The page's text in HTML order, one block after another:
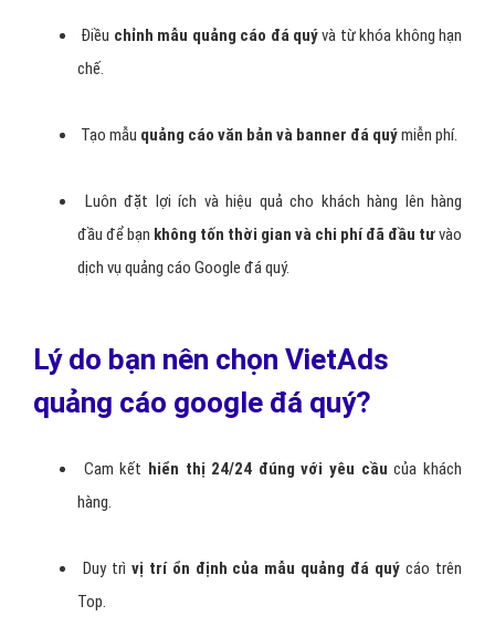
Điều chỉnh mẫu quảng cáo đá quývà từ khóa không hạn
chế.
Tạo mẫu quảng cáo văn bản và banner đá quýmiễn phí.
Luôn đặt lợi ích và hiệu quả cho khách hàng lên hàng
đầu để bạn không tốn thời gian và chi phí đã đầu tưvào
dịch vụ quảng cáo Google đá quý.
Lý do bạn nên chọn VietAds
quảng cáo google đá quý?
Cam kết hiển thị 24/24 đúng với yêu cầu của khách
hàng.
Duy trì vị trí ổn định của mẫu quảng đá quýcáo trên
Top.